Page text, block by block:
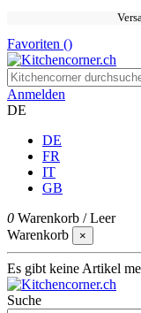
Favoriten ()
Anmelden
DE
DE
FR
IT
GB
0 Warenkorb /Leer
Warenkorb
×
Es gibt keine Artikel
Suche